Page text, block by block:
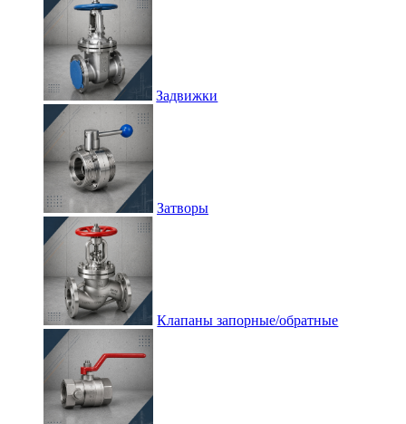
Задвижки
Затворы
Клапаны запорные/обратные